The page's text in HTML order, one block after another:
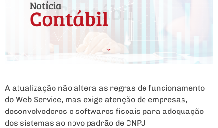
A atualização não altera as regras de funcionamento
do Web Service, mas exige atenção de empresas,
desenvolvedores e softwares fiscais para adequação
dos sistemas ao novo padrão de CNPJ